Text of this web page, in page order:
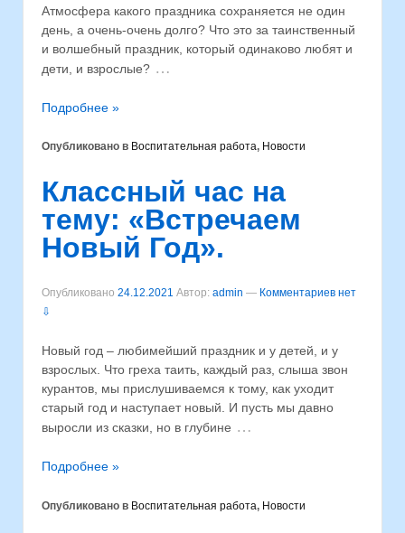
Атмосфера какого праздника сохраняется не один
день, а очень-очень долго? Что это за таинственный
и волшебный праздник, который одинаково любят и
дети, и взрослые? …
Подробнее »
Опубликовано в Воспитательная работа, Новости
Классный час на
тему: «Встречаем
Новый Год».
Опубликовано 24.12.2021 Автор: admin — Комментариев нет
⇩
Новый год – любимейший праздник и у детей, и у
взрослых. Что греха таить, каждый раз, слыша звон
курантов, мы прислушиваемся к тому, как уходит
старый год и наступает новый. И пусть мы давно
выросли из сказки, но в глубине …
Подробнее »
Опубликовано в Воспитательная работа, Новости